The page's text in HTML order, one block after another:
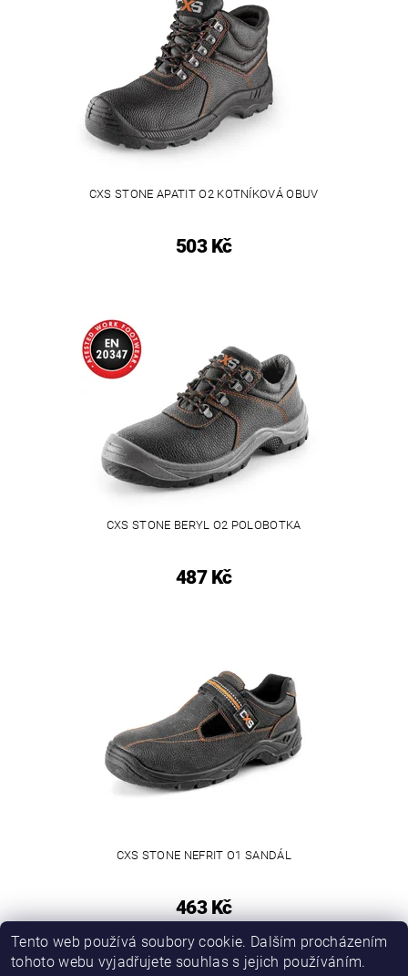
CXS STONE APATIT O2 KOTNÍKOVÁ OBUV
503 Kč
CXS STONE BERYL O2 POLOBOTKA
487 Kč
CXS STONE NEFRIT O1 SANDÁL
463 Kč
Tento web používá soubory cookie. Dalším procházením
tohoto webu vyjadřujete souhlas s jejich používáním.